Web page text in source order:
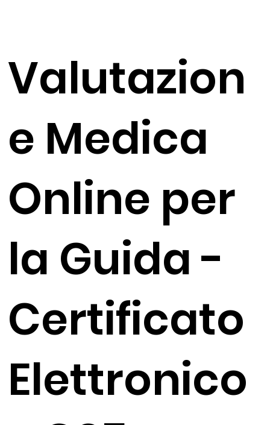
Valutazion
e Medica
Online per
la Guida -
Certificato
Elettronico